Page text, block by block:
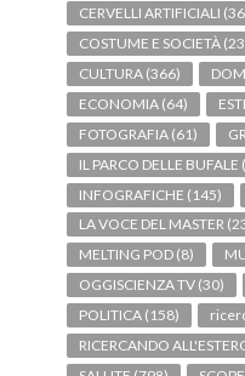
CERVELLI ARTIFICIALI
COSTUME E SOCIETÀ
CULTURA (366)
ECONOMIA (64)
FOTOGRAFIA (61)
IL PARCO DELLE BUFALE
INFOGRAFICHE (145)
LA VOCE DEL MASTER
MELTING POD (8)
OGGISCIENZA TV (30)
POLITICA (158)
RICERCANDO